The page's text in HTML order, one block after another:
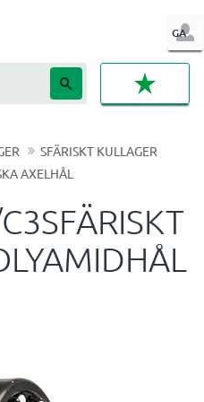
GA
IN
SFÄRISKT KULLAGER
AXELHÅL